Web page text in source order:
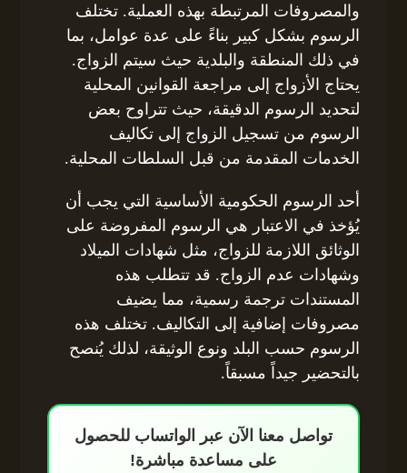
والمصروفات المرتبطة بهذه العملية. تختلف
الرسوم بشكل كبير بناءً على عدة عوامل، بما
في ذلك المنطقة والبلدية حيث سيتم الزواج.
يحتاج الأزواج إلى مراجعة القوانين المحلية
لتحديد الرسوم الدقيقة، حيث تتراوح بعض
الرسوم من تسجيل الزواج إلى تكاليف
الخدمات المقدمة من قبل السلطات المحلية.
أحد الرسوم الحكومية الأساسية التي يجب أن
يُؤخذ في الاعتبار هي الرسوم المفروضة على
الوثائق اللازمة للزواج، مثل شهادات الميلاد
وشهادات عدم الزواج. قد تتطلب هذه
المستندات ترجمة رسمية، مما يضيف
مصروفات إضافية إلى التكاليف. تختلف هذه
الرسوم حسب البلد ونوع الوثيقة، لذلك يُنصح
بالتحضير جيداً مسبقاً.
تواصل معنا الآن عبر الواتساب للحصول
على مساعدة مباشرة!